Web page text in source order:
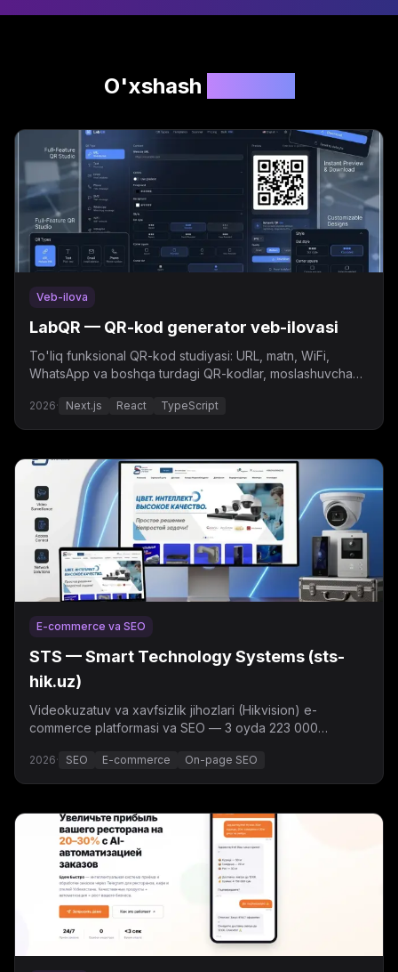
O'xshash
Veb-ilova
LabQR — QR-kod generator veb-ilovasi
To'liq funksional QR-kod studiyasi: URL, matn, WiFi,
WhatsApp va boshqa turdagi QR-kodlar, moslashuvchan
2026· Next.js React TypeScript
E-commerce va SEO
STS — Smart Technology Systems (sts-
hik.uz)
Videokuzatuv va xavfsizlik jihozlari (Hikvision) e-
commerce platformasi va SEO — 3 oyda 223 000
2026· SEO E-commerce On-page SEO